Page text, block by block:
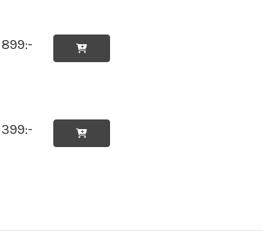
899:- 
399:- 